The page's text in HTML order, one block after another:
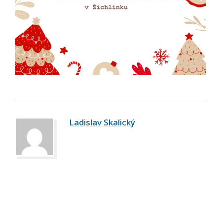
Ladislav Skalický